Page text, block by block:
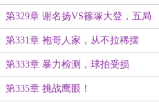
第329章 谢名扬VS篠塚大登，五局
缠斗！
第331章 袍哥人家，从不拉稀摆
带！
第333章 暴力检测，球拍受损
第335章 挑战鹰眼！